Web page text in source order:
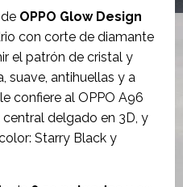
OPPO Glow Design
con corte de diamante
el patrón de cristal y
suave, antihuellas y a
confiere al OPPO A96
delgado en 3D, y
Starry Black y